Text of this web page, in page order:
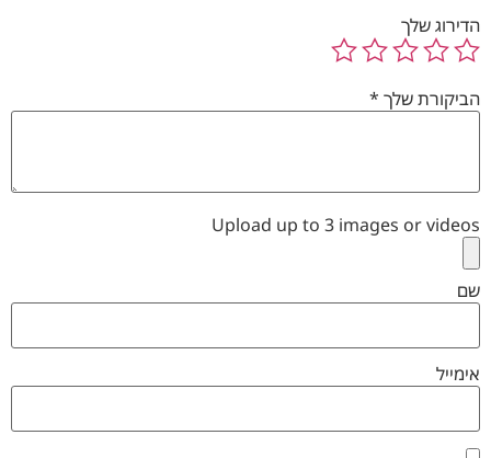
הדירוג שלך
הביקורת שלך *
Upload up to 3 images or videos
שם
אימייל